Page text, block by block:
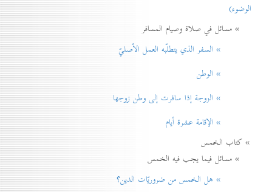
الوضوء)
» مسائل في صلاة وصيام المسافر
» السفر الذي يتطلّبه العمل الأصليّ
» الوطن
» الزوجة إذا سافرت إلی وطن زوجها
» الإقامة عشرة أيام
» كتاب الخمس
» مسائل فيما يجب فيه الخمس
» هل الخمس من ضروريّات الدين؟